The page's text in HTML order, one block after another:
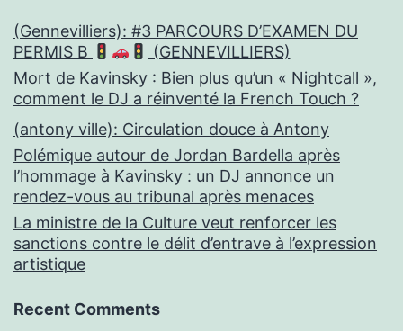
(Gennevilliers): #3 PARCOURS D’EXAMEN DU
PERMIS B
(GENNEVILLIERS)
Mort de Kavinsky : Bien plus qu’un « Nightcall »,
comment le DJ a réinventé la French Touch ?
(antony ville): Circulation douce à Antony
Polémique autour de Jordan Bardella après
l’hommage à Kavinsky : un DJ annonce un
rendez-vous au tribunal après menaces
La ministre de la Culture veut renforcer les
sanctions contre le délit d’entrave à l’expression
artistique
Recent Comments